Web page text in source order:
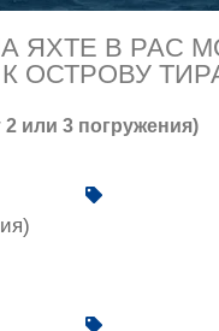
ЯХТЕ В РАС
ОСТРОВУ
или 3 погружения)